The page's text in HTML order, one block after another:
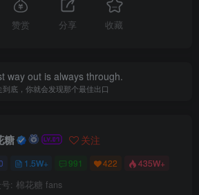
赞赏 分享 收藏
way out is always through.
到底，你就会发现那个最佳出口
糖 关注
1.5W+ 991 422 435W+
: 棉花糖 fans